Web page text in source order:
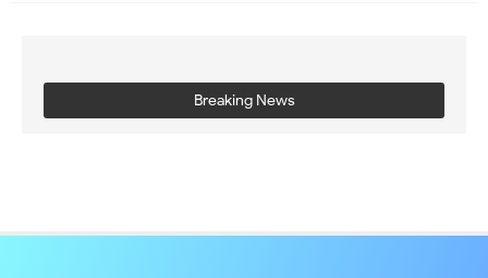
Breaking News